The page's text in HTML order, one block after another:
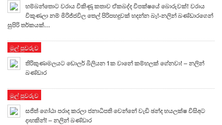
හම්බන්තොට වරාය විකිණූ කතාව ඒකබද්ද විපක්ෂයේ බොරුවක්! වරාය
විකුණලා නම් මිරිජ්ජවිල තෙල් පිරිපහදුවක් හදන්න බෑ!-නලින් බණ්ඩාරගෙන්
සුපිරි තර්කයක්…
මුල් පුවරුව
තිරිකුණාමලයට ඩොලර් බිලියන 1ක වානේ කම්හලක් ගේනවා! – නලින්
බණ්ඩාර
මුල් පුවරුව
සජිත් ගෝඨා පරාද කරලා ජනාධිපති වෙන්නේ වැඩි ඡන්ද හයලක්ෂ විසිඅට
දාහකින්! – නලින් බණ්ඩාර